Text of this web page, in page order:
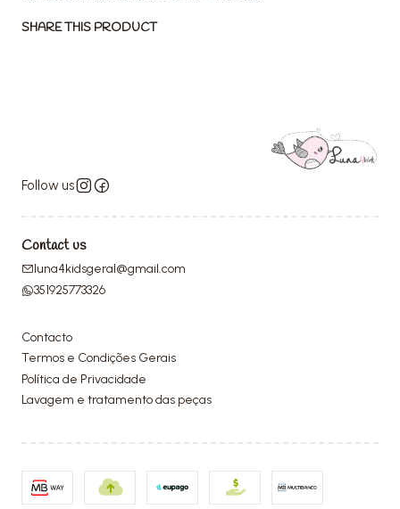
SHARE THIS PRODUCT
Follow us
Contact us
luna4kidsgeral@gmail.com
351925773326
Contacto
Termos e Condições Gerais
Política de Privacidade
Lavagem e tratamento das peças